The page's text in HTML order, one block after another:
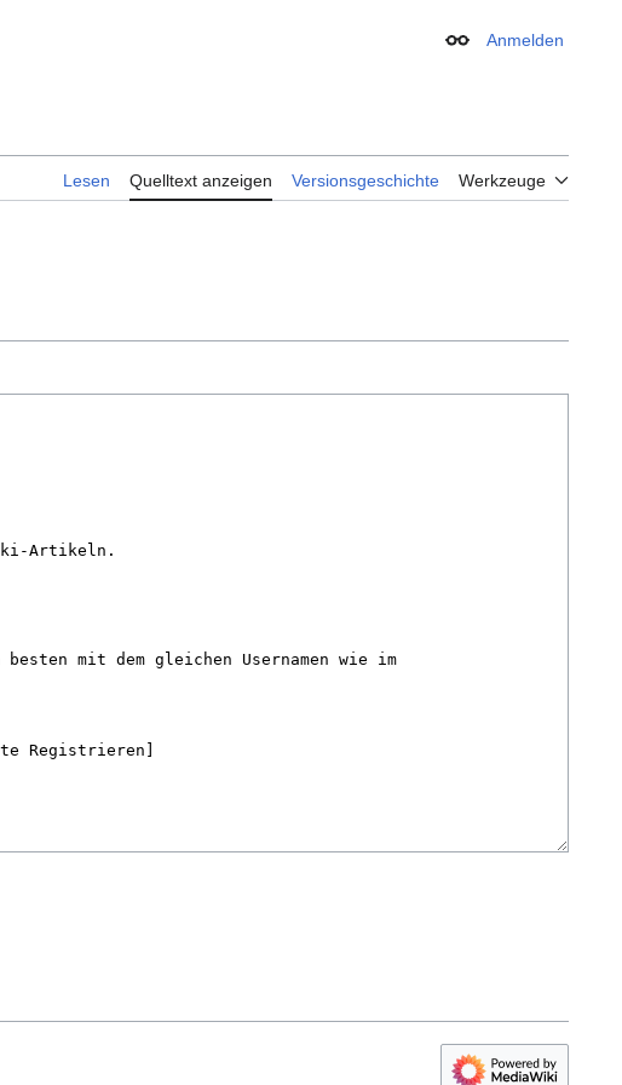
Erscheinungsbild
Anmelden
Lesen Quelltext anzeigen Versionsgeschichte Werkzeuge